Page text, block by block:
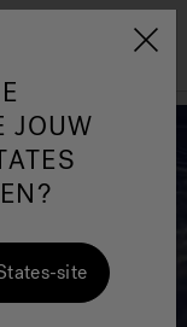
EMEA
JOUW
site